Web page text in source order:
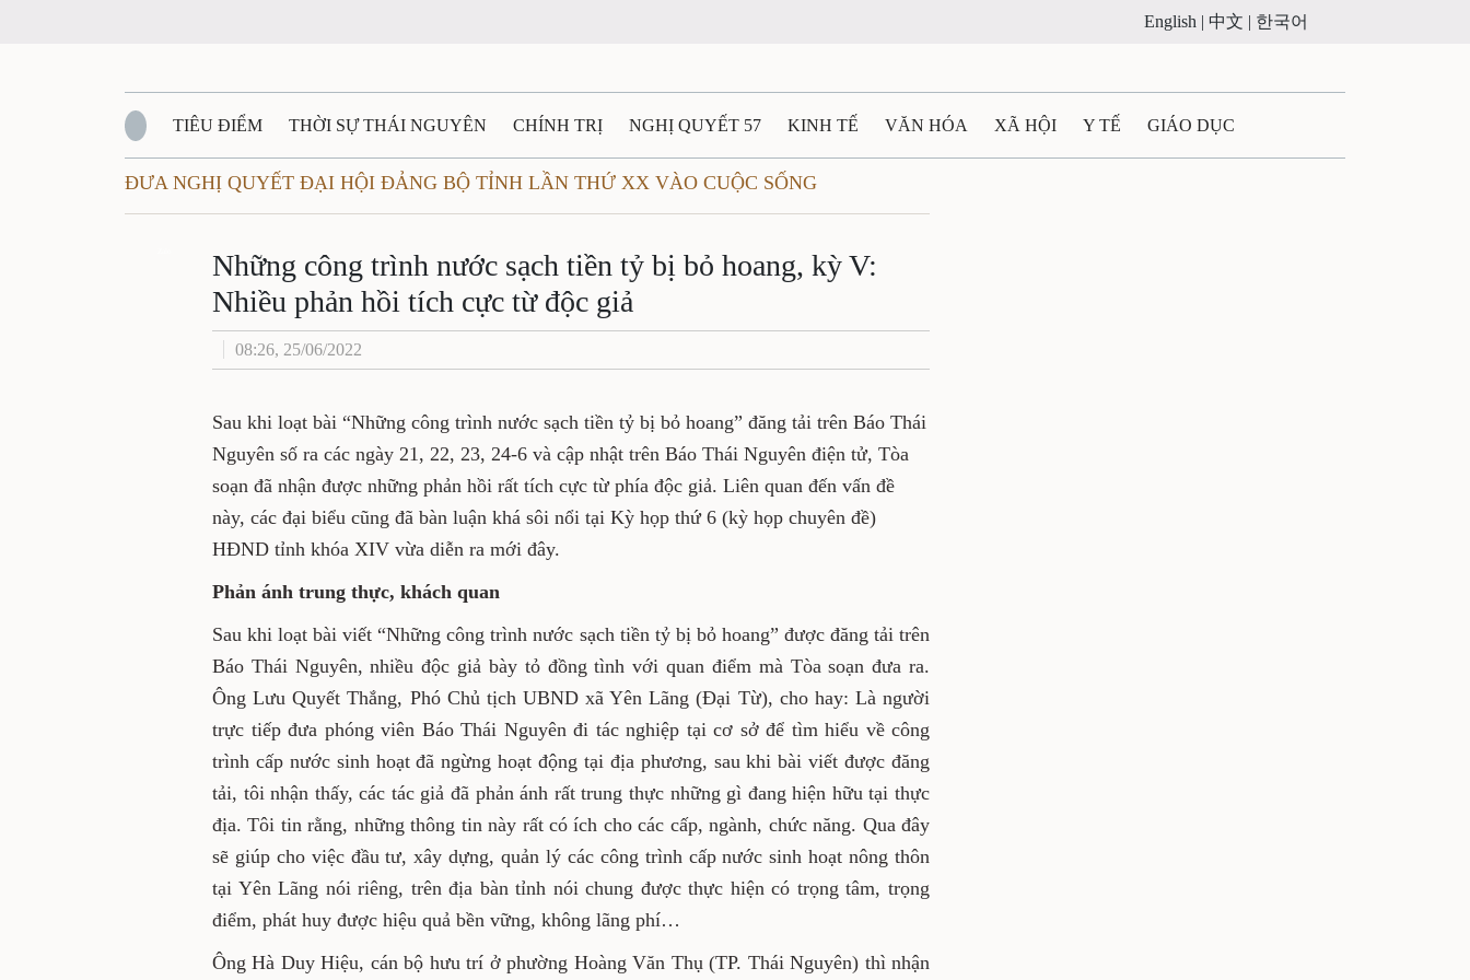
English | 中文 | 한국어
TIÊU ĐIỂM THỜI SỰ THÁI NGUYÊN CHÍNH TRỊ NGHỊ QUYẾT 57 KINH TẾ VĂN HÓA XÃ HỘI Y TẾ GIÁO DỤC
QUỐC PHÒNG - AN NINH BẠN ĐỌC ĐẤT VÀ NGƯỜI THÁI NGUYÊN GIAO THÔNG
QUÊ HƯƠNG - ĐẤT NƯỚC QUỐC TẾ TÀI NGUYÊN - MÔI TRƯỜNG THỂ THAO THÔNG TIN - QUẢNG CÁO
VĂN BẢN, CHÍNH SÁCH MỚI VĂN NGHỆ THÁI NGUYÊN
ĐƯA NGHỊ QUYẾT ĐẠI HỘI ĐẢNG BỘ TỈNH LẦN THỨ XX VÀO CUỘC SỐNG
Những công trình nước sạch tiền tỷ bị bỏ hoang, kỳ V:
Nhiều phản hồi tích cực từ độc giả
08:26, 25/06/2022
Sau khi loạt bài “Những công trình nước sạch tiền tỷ bị bỏ hoang” đăng tải trên Báo Thái
Nguyên số ra các ngày 21, 22, 23, 24-6 và cập nhật trên Báo Thái Nguyên điện tử, Tòa
soạn đã nhận được những phản hồi rất tích cực từ phía độc giả. Liên quan đến vấn đề
này, các đại biểu cũng đã bàn luận khá sôi nổi tại Kỳ họp thứ 6 (kỳ họp chuyên đề)
HĐND tỉnh khóa XIV vừa diễn ra mới đây.
Phản ánh trung thực, khách quan
Sau khi loạt bài viết “Những công trình nước sạch tiền tỷ bị bỏ hoang” được đăng tải trên
Báo Thái Nguyên, nhiều độc giả bày tỏ đồng tình với quan điểm mà Tòa soạn đưa ra.
Ông Lưu Quyết Thắng, Phó Chủ tịch UBND xã Yên Lãng (Đại Từ), cho hay: Là người
trực tiếp đưa phóng viên Báo Thái Nguyên đi tác nghiệp tại cơ sở để tìm hiểu về công
trình cấp nước sinh hoạt đã ngừng hoạt động tại địa phương, sau khi bài viết được đăng
tải, tôi nhận thấy, các tác giả đã phản ánh rất trung thực những gì đang hiện hữu tại thực
địa. Tôi tin rằng, những thông tin này rất có ích cho các cấp, ngành, chức năng. Qua đây
sẽ giúp cho việc đầu tư, xây dựng, quản lý các công trình cấp nước sinh hoạt nông thôn
tại Yên Lãng nói riêng, trên địa bàn tỉnh nói chung được thực hiện có trọng tâm, trọng
điểm, phát huy được hiệu quả bền vững, không lãng phí…
Ông Hà Duy Hiệu, cán bộ hưu trí ở phường Hoàng Văn Thụ (TP. Thái Nguyên) thì nhận